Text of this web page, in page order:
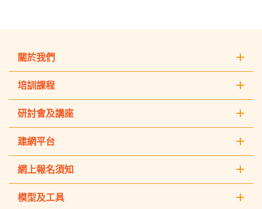
關於我們
培訓課程
研討會及講座
建網平台
網上報名須知
模型及工具